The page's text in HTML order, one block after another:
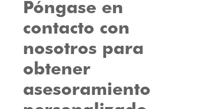
Póngase en
contacto con
nosotros para
obtener
asesoramiento